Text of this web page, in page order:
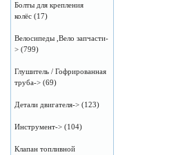
Болты для крепления
колёс (17)
Велосипеды ,Вело запчасти-
> (799)
Глушитель / Гофрированная
труба-> (69)
Детали двигателя-> (123)
Инструмент-> (104)
Клапан топливной